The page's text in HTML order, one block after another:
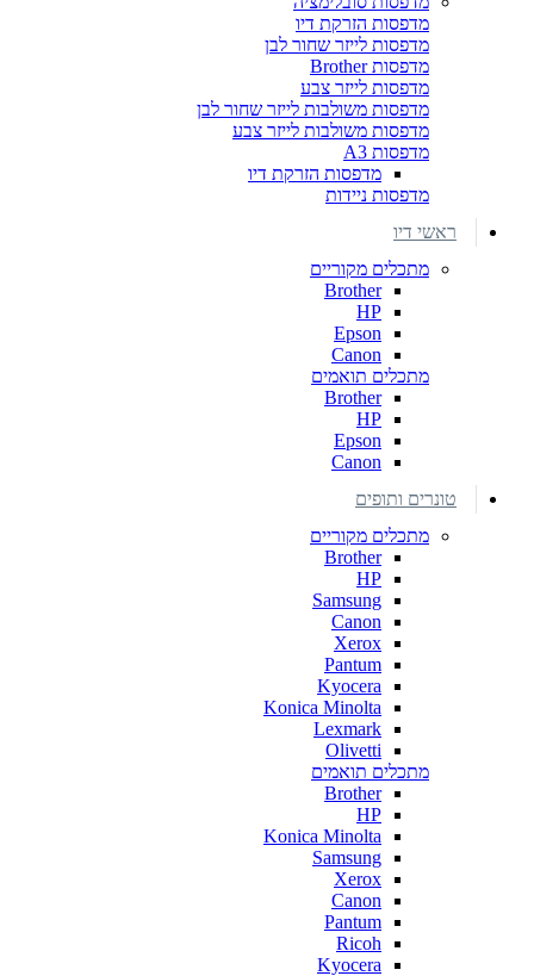
מדפסות הזרקת דיו
מדפסות לייזר שחור לבן
מדפסות Brother
מדפסות לייזר צבע
מדפסות משולבות לייזר שחור לבן
מדפסות משולבות לייזר צבע
מדפסות A3
מדפסות הזרקת דיו
מדפסות ניידות
ראשי דיו
מתכלים מקוריים
Brother
HP
Epson
Canon
מתכלים תואמים
Brother
HP
Epson
Canon
טונרים ותופים
מתכלים מקוריים
Brother
HP
Samsung
Canon
Xerox
Pantum
Kyocera
Konica Minolta
Lexmark
Olivetti
מתכלים תואמים
Brother
HP
Konica Minolta
Samsung
Xerox
Canon
Pantum
Ricoh
Kyocera